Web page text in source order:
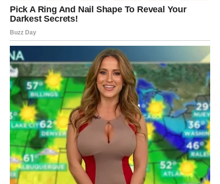
Takvi susreti mogu izgledati slučajno, ali u sebi nose
dublju poruku. Reči koje se izgovore u tim trenucima
mogu ostaviti snažan trag i pokrenuti lanac događaja koji
vodi ka velikim promenama.
Moguće je da će određene poruke ili informacije stići baš
u trenutku kada su najpotrebnije. Ovan tada može shvatiti
da ništa nije slučajno i da se mnogi događaji uklapaju u
širu sliku njegove sudbine.